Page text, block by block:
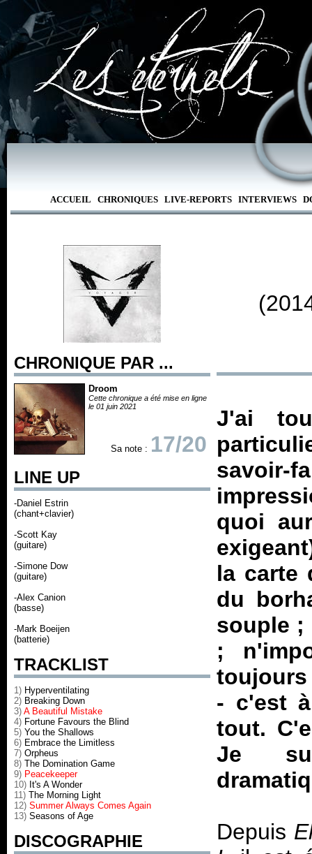
ACCUEIL CHRONIQUES LIVE-REPORTS INTERVIEWS
CHRONIQUE PAR ...
Droom
Cette chronique a été mise en ligne
le 01 juin 2021
Sa note : 17/20
LINE UP
-Daniel Estrin
(chant+clavier)
-Scott Kay
(guitare)
-Simone Dow
(guitare)
-Alex Canion
(basse)
-Mark Boeijen
(batterie)
TRACKLIST
1) Hyperventilating
2) Breaking Down
3) A Beautiful Mistake
4) Fortune Favours the Blind
5) You the Shallows
6) Embrace the Limitless
7) Orpheus
8) The Domination Game
9) Peacekeeper
10) It's A Wonder
11) The Morning Light
12) Summer Always Comes Again
13) Seasons of Age
DISCOGRAPHIE
J'ai
savoir-
quoi
la carte
du
souple ;
;
toujours
- c'est
tout.
Je
Depuis